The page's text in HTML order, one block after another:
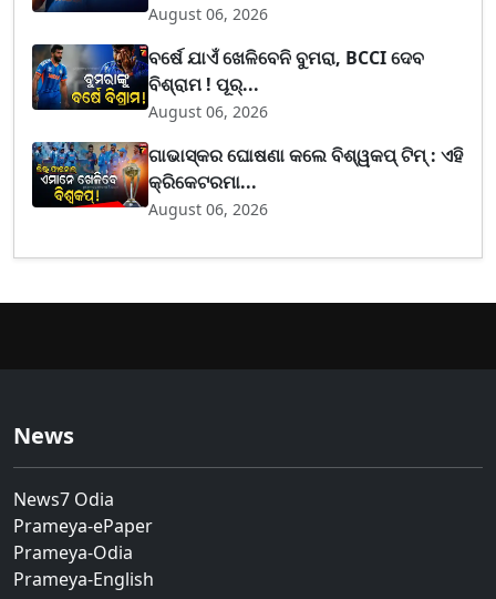
August 06, 2026
ବର୍ଷେ ଯାଏଁ ଖେଳିବେନି ବୁମରା, BCCI ଦେବ
ବିଶ୍ରାମ ! ପୂର୍...
August 06, 2026
ଗାଭାସ୍କର ଘୋଷଣା କଲେ ବିଶ୍ୱକପ୍ ଟିମ୍ : ଏହି
କ୍ରିକେଟରମା...
August 06, 2026
News
News7 Odia
Prameya-ePaper
Prameya-Odia
Prameya-English